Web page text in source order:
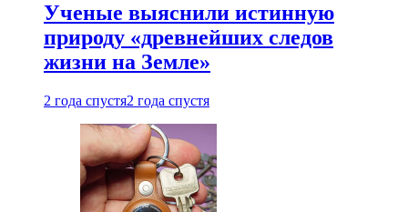
Ученые выяснили истинную
природу «древнейших следов
жизни на Земле»
2 года спустя2 года спустя